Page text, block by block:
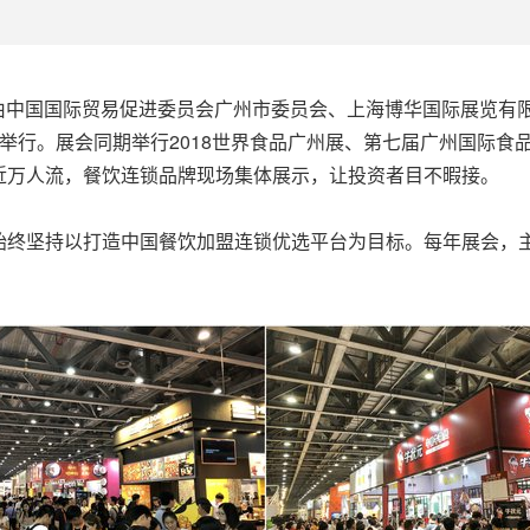
国国际贸易促进委员会广州市委员会、上海博华国际展览有
行。展会同期举行2018世界食品广州展、第七届广州国际食
人流，餐饮连锁品牌现场集体展示，让投资者目不暇接。
坚持以打造中国餐饮加盟连锁优选平台为目标。每年展会